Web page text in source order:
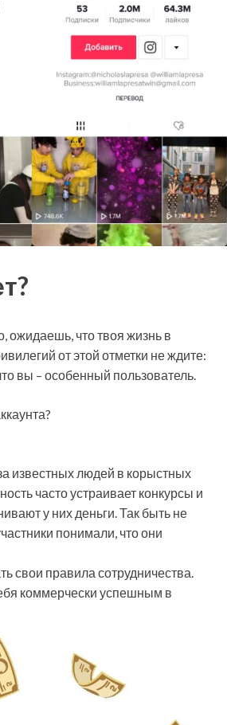
ожидаешь, что твоя жизнь в
от этой отметки не ждите:
вы – особенный пользователь.
известных людей в корыстных
часто устраивает конкурсы и
у них деньги. Так быть не
понимали, что они
свои правила сотрудничества.
коммерчески успешным в